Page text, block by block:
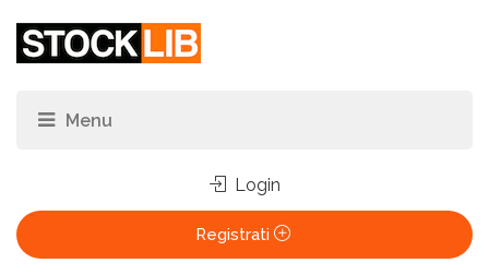
Login
Registrati